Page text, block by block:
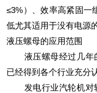
≤3%）、效率高紧固一
低尤其适用于没有电源
液压螺母的应用范围
液压螺母经过几年
已经得到各个行业充分
发电行业汽轮机对